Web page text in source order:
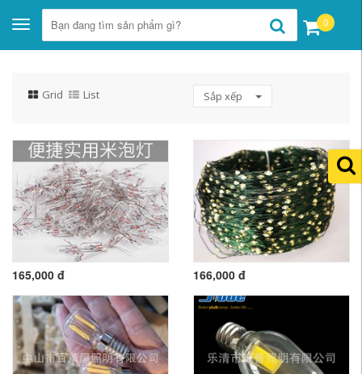
Toggle
navigation
0
Grid List Sắp xếp
165,000 đ 166,000 đ